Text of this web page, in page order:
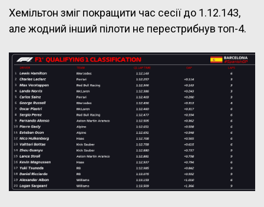
Хемільтон зміг покращити час сесії до 1.12.143,
але жодний інший пілоти не перестрибнув топ-4.